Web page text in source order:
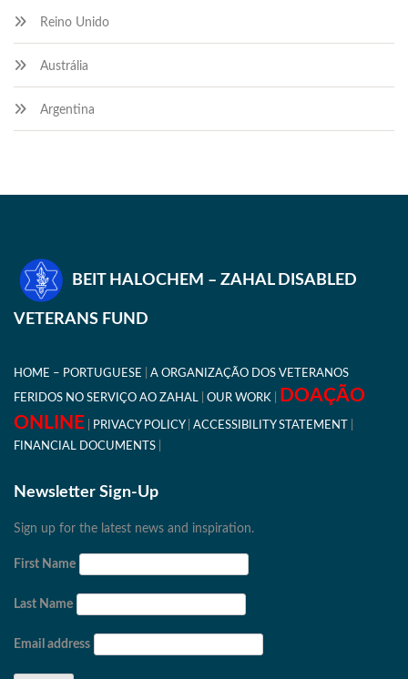
Reino Unido
Austrália
Argentina
BEIT HALOCHEM – ZAHAL DISABLED
VETERANS FUND
HOME – PORTUGUESE
A ORGANIZAÇÃO DOS VETERANOS
FERIDOS NO SERVIÇO AO ZAHAL
OUR WORK
DOAÇÃO
ONLINE
PRIVACY POLICY
ACCESSIBILITY STATEMENT
FINANCIAL DOCUMENTS
Newsletter Sign-Up
Sign up for the latest news and inspiration.
First Name
Last Name
Email address